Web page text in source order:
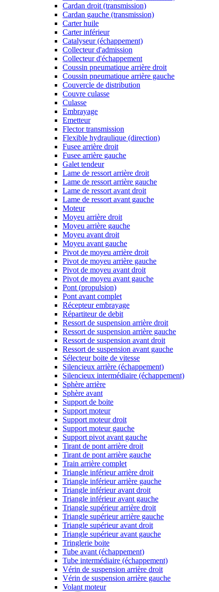
Cardan droit (transmission)
Cardan gauche (transmission)
Carter huile
Carter inférieur
Catalyseur (échappement)
Collecteur d'admission
Collecteur d'échappement
Coussin pneumatique arrière droit
Coussin pneumatique arrière gauche
Couvercle de distribution
Couvre culasse
Culasse
Embrayage
Emetteur
Flector transmission
Flexible hydraulique (direction)
Fusee arrière droit
Fusee arrière gauche
Galet tendeur
Lame de ressort arrière droit
Lame de ressort arrière gauche
Lame de ressort avant droit
Lame de ressort avant gauche
Moteur
Moyeu arrière droit
Moyeu arrière gauche
Moyeu avant droit
Moyeu avant gauche
Pivot de moyeu arrière droit
Pivot de moyeu arrière gauche
Pivot de moyeu avant droit
Pivot de moyeu avant gauche
Pont (propulsion)
Pont avant complet
Récepteur embrayage
Répartiteur de debit
Ressort de suspension arrière droit
Ressort de suspension arrière gauche
Ressort de suspension avant droit
Ressort de suspension avant gauche
Sélecteur boite de vitesse
Silencieux arrière (échappement)
Silencieux intermédiaire (échappement)
Sphère arrière
Sphère avant
Support de boite
Support moteur
Support moteur droit
Support moteur gauche
Support pivot avant gauche
Tirant de pont arrière droit
Tirant de pont arrière gauche
Train arrière complet
Triangle inférieur arrière droit
Triangle inférieur arrière gauche
Triangle inférieur avant droit
Triangle inférieur avant gauche
Triangle supérieur arrière droit
Triangle supérieur arrière gauche
Triangle supérieur avant droit
Triangle supérieur avant gauche
Tringlerie boite
Tube avant (échappement)
Tube intermédiaire (échappement)
Vérin de suspension arrière droit
Vérin de suspension arrière gauche
Volant moteur